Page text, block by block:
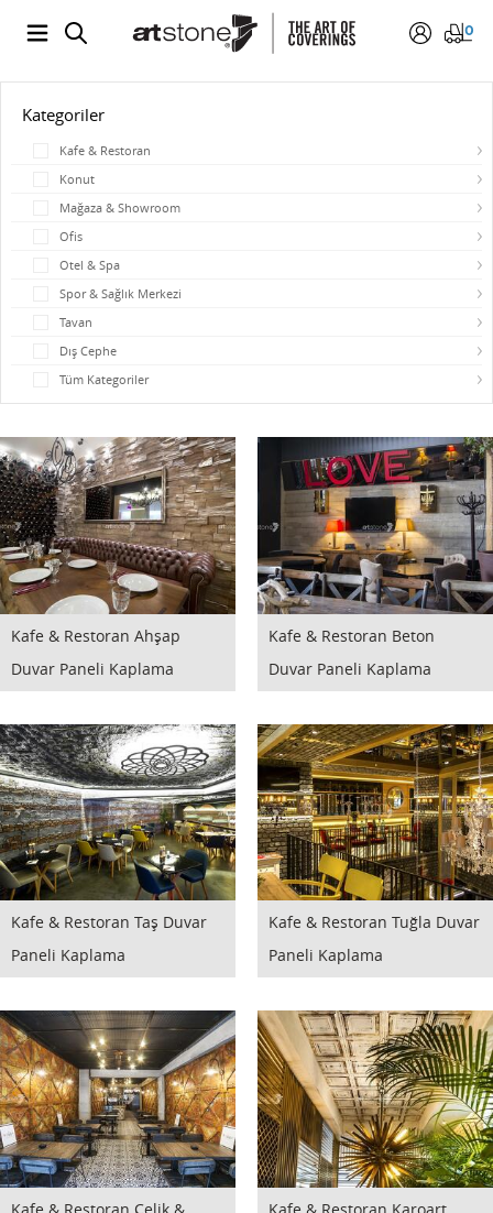
0
Kategoriler
Kafe & Restoran
Konut
Mağaza & Showroom
Ofis
Otel & Spa
Spor & Sağlık Merkezi
Tavan
Dış Cephe
Tüm Kategoriler
Kafe & Restoran Ahşap
Duvar Paneli Kaplama
Kafe & Restoran Beton
Duvar Paneli Kaplama
Kafe & Restoran Taş Duvar
Paneli Kaplama
Kafe & Restoran Tuğla Duvar
Paneli Kaplama
Kafe & Restoran Çelik &
Kafe & Restoran Karoart